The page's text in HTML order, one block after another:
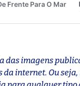
das imagens
da internet. Ou